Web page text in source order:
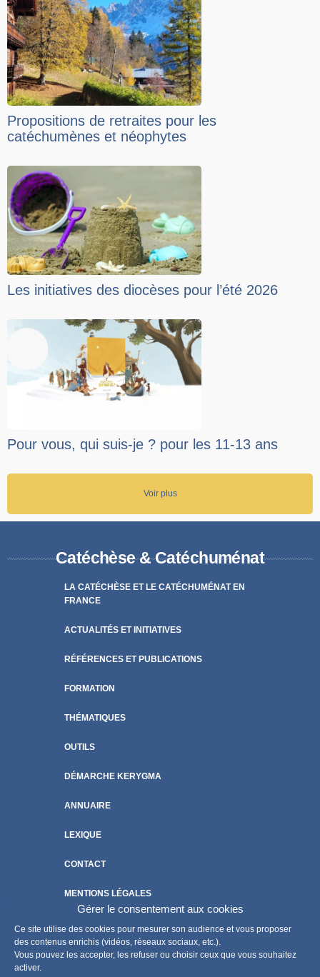
Gérer le consentement aux cookies
Ce site utilise des cookies pour mesurer son audience et vous proposer
des contenus enrichis (vidéos, réseaux sociaux, etc.).
Vous pouvez les accepter, les refuser ou choisir ceux que vous souhaitez
activer.
Propositions de retraites pour les
catéchumènes et néophytes
Les initiatives des diocèses pour l’été 2026
Pour vous, qui suis-je ? pour les 11-13 ans
Voir plus
Catéchèse & Catéchuménat
LA CATÉCHÈSE ET LE CATÉCHUMÉNAT EN
FRANCE
ACTUALITÉS ET INITIATIVES
RÉFÉRENCES ET PUBLICATIONS
FORMATION
THÉMATIQUES
OUTILS
DÉMARCHE KERYGMA
ANNUAIRE
LEXIQUE
CONTACT
MENTIONS LÉGALES